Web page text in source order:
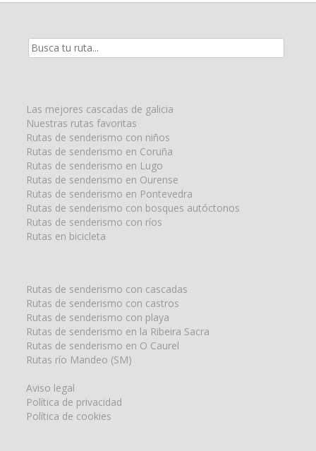
Resultados
Las mejores cascadas de galicia
Nuestras rutas favoritas
Rutas de senderismo con niños
Rutas de senderismo en Coruña
Rutas de senderismo en Lugo
Rutas de senderismo en Ourense
Rutas de senderismo en Pontevedra
Rutas de senderismo con bosques autóctonos
Rutas de senderismo con ríos
Rutas en bicicleta
Rutas de senderismo con cascadas
Rutas de senderismo con castros
Rutas de senderismo con playa
Rutas de senderismo en la Ribeira Sacra
Rutas de senderismo en O Caurel
Rutas río Mandeo (SM)
Aviso legal
Política de privacidad
Política de cookies